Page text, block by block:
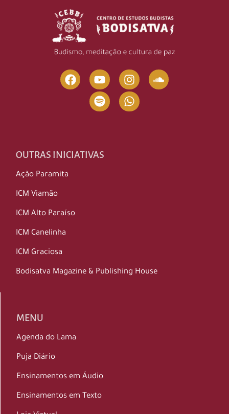
OUTRAS INICIATIVAS
Ação Paramita
ICM Viamão
ICM Alto Paraíso
ICM Canelinha
ICM Graciosa
Bodisatva Magazine & Publishing House
MENU
Agenda do Lama
Puja Diário
Ensinamentos em Áudio
Ensinamentos em Texto